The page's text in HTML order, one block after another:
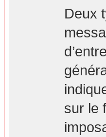
Deux
sur le